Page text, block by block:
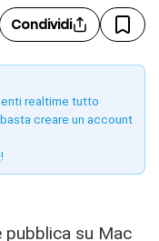
Condividi
realtime tutto
creare un account
!
su Mac